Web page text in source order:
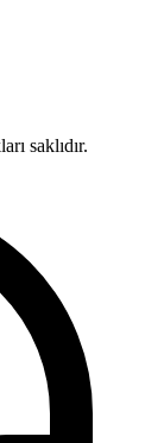
saklıdır.